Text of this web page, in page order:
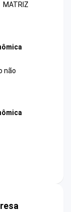
MATRIZ
não